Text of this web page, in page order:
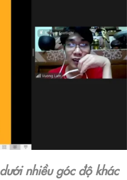
nhiều góc độ khác